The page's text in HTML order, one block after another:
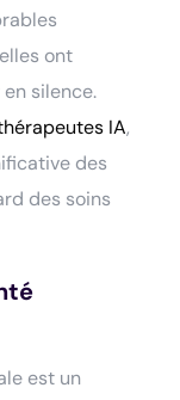
ont
silence.
IA,
des
des soins
est un